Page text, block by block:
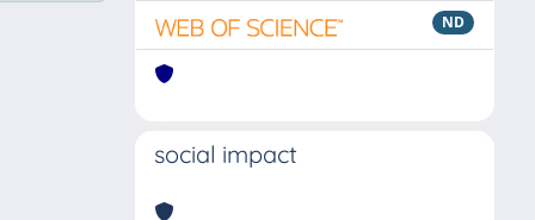
ND
social impact